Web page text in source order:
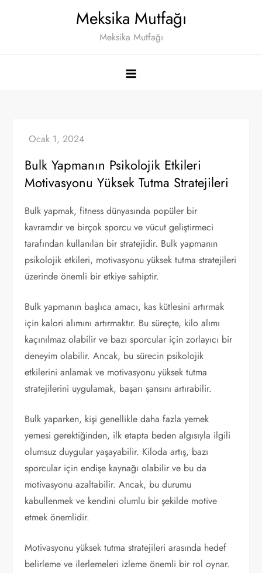
Meksika Mutfağı
Meksika Mutfağı
Bulk Yapmanın Psikolojik Etkileri
Motivasyonu Yüksek Tutma Stratejileri
Bulk yapmak, fitness dünyasında popüler bir
kavramdır ve birçok sporcu ve vücut geliştirmeci
tarafından kullanılan bir stratejidir. Bulk yapmanın
psikolojik etkileri, motivasyonu yüksek tutma stratejileri
üzerinde önemli bir etkiye sahiptir.
Bulk yapmanın başlıca amacı, kas kütlesini artırmak
için kalori alımını artırmaktır. Bu süreçte, kilo alımı
kaçınılmaz olabilir ve bazı sporcular için zorlayıcı bir
deneyim olabilir. Ancak, bu sürecin psikolojik
etkilerini anlamak ve motivasyonu yüksek tutma
stratejilerini uygulamak, başarı şansını artırabilir.
Bulk yaparken, kişi genellikle daha fazla yemek
yemesi gerektiğinden, ilk etapta beden algısıyla ilgili
olumsuz duygular yaşayabilir. Kiloda artış, bazı
sporcular için endişe kaynağı olabilir ve bu da
motivasyonu azaltabilir. Ancak, bu durumu
kabullenmek ve kendini olumlu bir şekilde motive
etmek önemlidir.
Motivasyonu yüksek tutma stratejileri arasında hedef
belirleme ve ilerlemeleri izleme önemli bir rol oynar.